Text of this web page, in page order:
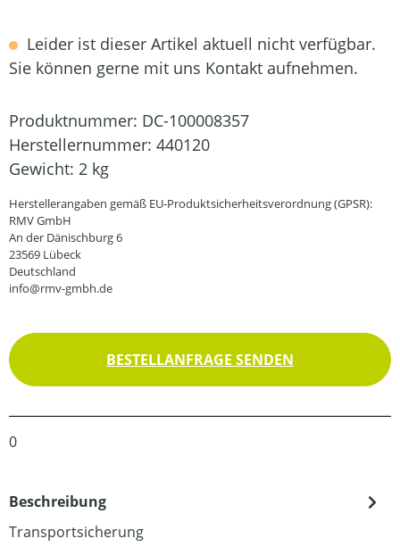
Leider ist dieser Artikel aktuell nicht verfügbar.
Sie können gerne mit uns Kontakt aufnehmen.
Produktnummer: DC-100008357
Herstellernummer: 440120
Gewicht: 2 kg
Herstellerangaben gemäß EU-Produktsicherheitsverordnung (GPSR):
RMV GmbH
An der Dänischburg 6
23569 Lübeck
Deutschland
info@rmv-gmbh.de
BESTELLANFRAGE SENDEN
0
Beschreibung
Transportsicherung